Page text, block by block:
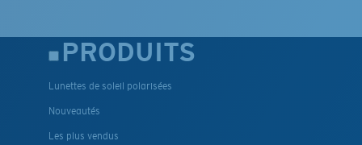
PRODUITS
Lunettes de soleil polarisées
Nouveautés
Les plus vendus